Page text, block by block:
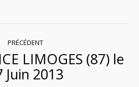
PRÉCÉDENT
Article
précédent
LIMOGES (87) le
Juin 2013